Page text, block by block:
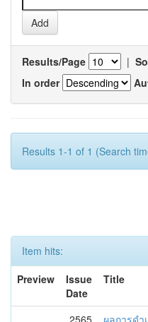
Results/Page |
In order
Results 1-1 of 1 (Search
Item hits:
Preview
Issue
Date
Title
2565
ผลการดำ